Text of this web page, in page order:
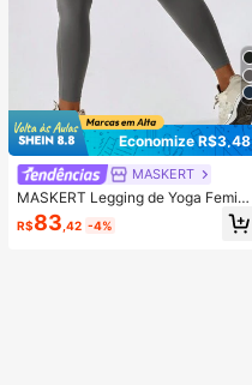
Economize R$3,48
MASKERT
MASKERT Legging de Yoga Femini
na Cintura Alta, Calça Esportiva de
Treino, Academia, Fitness, Corrida,
R$83 ,42 -4%